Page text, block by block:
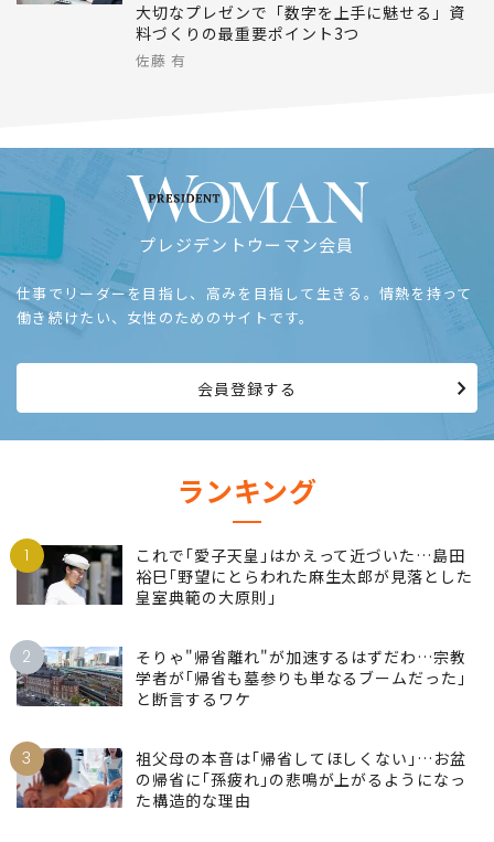
大切なプレゼンで「数字を上手に魅せる」資
料づくりの最重要ポイント3つ
佐藤 有
プレジデントウーマン会員
仕事でリーダーを目指し、高みを目指して生きる。情熱を持って
働き続けたい、女性のためのサイトです。
会員登録する
ランキング
1
これで｢愛子天皇｣はかえって近づいた…島田
裕巳｢野望にとらわれた麻生太郎が見落とした
皇室典範の大原則｣
2
そりゃ"帰省離れ"が加速するはずだわ…宗教
学者が｢帰省も墓参りも単なるブームだった｣
と断言するワケ
3
祖父母の本音は｢帰省してほしくない｣…お盆
の帰省に｢孫疲れ｣の悲鳴が上がるようになっ
た構造的な理由